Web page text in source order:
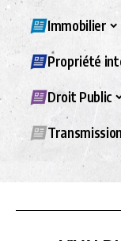
Immobilier
Propriété
Droit Public